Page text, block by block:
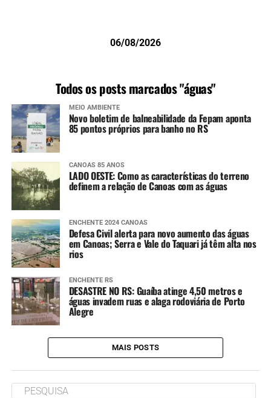
06/08/2026
Todos os posts marcados "águas"
MEIO AMBIENTE
Novo boletim de balneabilidade da Fepam aponta
85 pontos próprios para banho no RS
CANOAS 85 ANOS
LADO OESTE: Como as características do terreno
definem a relação de Canoas com as águas
ENCHENTE 2024 CANOAS
Defesa Civil alerta para novo aumento das águas
em Canoas; Serra e Vale do Taquari já têm alta nos
rios
ENCHENTE RS
DESASTRE NO RS: Guaíba atinge 4,50 metros e
águas invadem ruas e alaga rodoviária de Porto
Alegre
MAIS POSTS